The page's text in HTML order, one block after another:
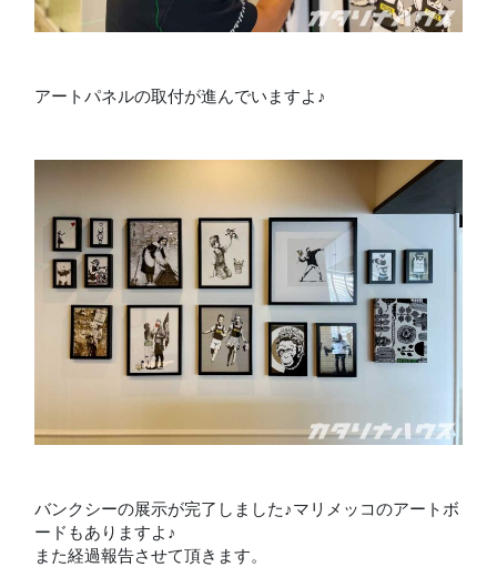
アートパネルの取付が進んでいますよ♪
バンクシーの展示が完了しました♪マリメッコのアートボ
ードもありますよ♪
また経過報告させて頂きます。